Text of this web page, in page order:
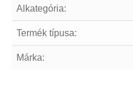
Alkategória:
Termék típusa:
Márka: